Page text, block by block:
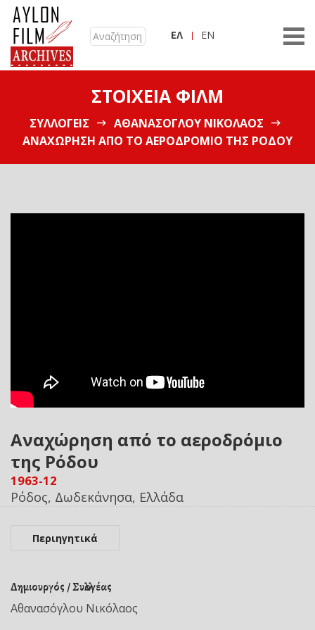
ΕΛ EN
ΣΤΟΙΧΕΊΑ ΦΙΛΜ
ΣΥΛΛΟΓΕΊΣ
ΑΘΑΝΑΣΌΓΛΟΥ ΝΙΚΌΛΑΟΣ
ΑΝΑΧΏΡΗΣΗ ΑΠΌ ΤΟ ΑΕΡΟΔΡΌΜΙΟ ΤΗΣ ΡΌΔΟΥ
Αναχώρηση από το αεροδρόμιο
της Ρόδου
1963-12
Ρόδος, Δωδεκάνησα, Ελλάδα
Περιηγητικά
Δημιουργός / Συλλογέας
Αθανασόγλου Νικόλαος